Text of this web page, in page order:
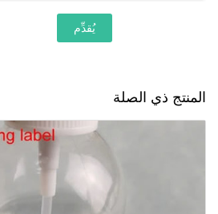
يُقدِّم
المنتج ذي الصلة